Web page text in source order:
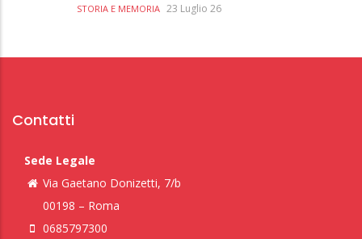
STORIA E MEMORIA 23 Luglio 26
Contatti
Sede Legale
Via Gaetano Donizetti, 7/b
00198 – Roma
0685797300